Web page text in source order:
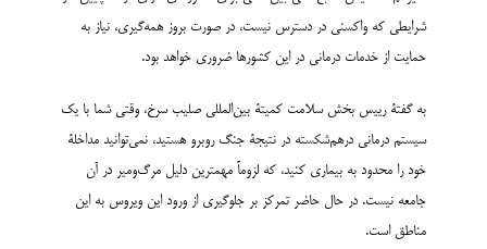
شرایطی که واکسنی در دسترس نیست، در صورت بروز همه‌گیری، نیاز به
حمایت از خدمات درمانی در این کشورها ضروری خواهد بود.
به گفتۀ رییس بخش سلامت کمیتۀ بین‌المللی صلیب سرخ، وقتی شما با یک
سیستم درمانی درهم‌شکسته در نتیجۀ جنگ روبرو هستید، نمی‌توانید مداخلۀ
خود را محدود به بیماری کنید، که لزوماً مهمترین دلیل مرگ‌ومیر در آن
جامعه نیست. در حال حاضر تمرکز بر جلوگیری از ورود این ویروس به این
مناطق است.